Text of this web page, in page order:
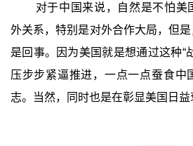
对于中国来说，自然是不怕美
外关系，特别是对外合作大局，但
是回事。因为美国就是想通过这种“
压步步紧逼推进，一点一点蚕食中
志。当然，同时也是在彰显美国日益